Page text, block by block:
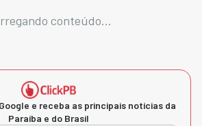
conteúdo...
e receba as principais notícias da
Paraíba e do Brasil